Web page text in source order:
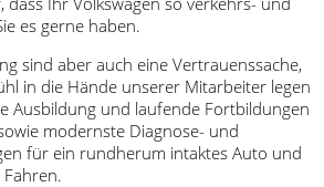
es gerne haben.
sind aber auch eine Vertrauenssache,
in die Hände unserer Mitarbeiter legen
Ausbildung und laufende Fortbildungen
modernste Diagnose- und
für ein rundherum intaktes Auto und